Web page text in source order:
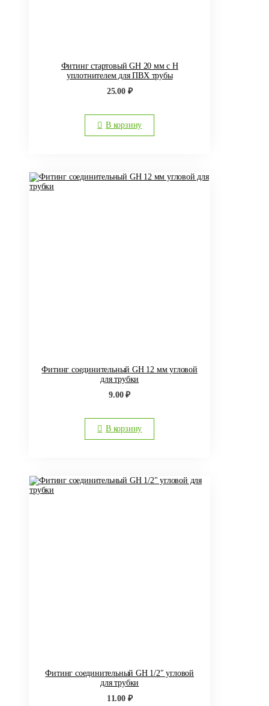
Фитинг стартовый GH 20 мм с Н
уплотнителем для ПВХ трубы
25.00 ₽
В корзину
Фитинг соединительный GH 12 мм угловой
для трубки
9.00₽
В корзину
Фитинг соединительный GH 1/2″ угловой
для трубки
11.00 ₽